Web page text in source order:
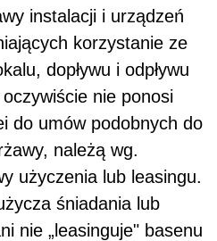
instalacji i urządzeń
korzystanie ze
dopływu i odpływu
nie ponosi
do umów podobnych do
należą wg.
użyczenia lub leasingu.
śniadania lub
nie „leasinguje" basenu